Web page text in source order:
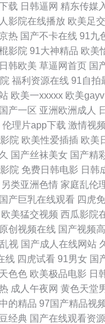
费观看 2026看a片 av网站 福利
线97视频观看 97cao操 国产
婷婷天 亚洲男女操逼视频 91主
码 国产在线A秀秀 激情另类ve
视频在线观看 亚洲综人网 亚
机狠肏 三级国产在线 亚洲春色
美女内射自慰 欧美就是色 日韩
视频 人人爱人人摸 午夜久久
色11 99热婷婷 福利内射官网
址 殴美A∨ 97日韩 国产干逼电
色 97CAO 国产精品偷综合 欧
载 日韩逼网 精东传媒
影院在线播放 欧美足
热 国产不卡在线 91九
影院 91大神精品 欧美
韩欧美 草逼网首页 国
福利资源在线 91自拍
欧美一xxxxx 欧美gayv
产一区 亚洲欧洲成人
伦理片app下载 激情视
院 欧美性爱插插 欧美
国产丝袜美女 国产精
院 免费日韩电影 日韩
另类亚洲色情 家庭乱伦
国产巨乳在线观看 四虎
欧美猛交视频 西瓜影院
创视频在线 国产视频
视 国产成人在线网站
线 四虎试看 91男女 国
色色 欧美极品电影 日
成人午夜网 黄色天堂
的精品 97国产精品视
经典 国产在线观看资源